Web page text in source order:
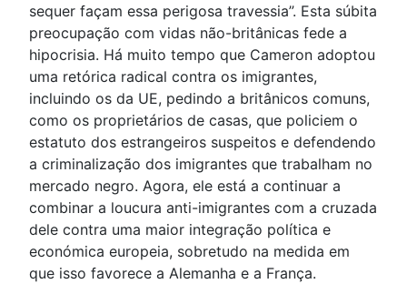
sequer façam essa perigosa travessia”. Esta súbita
preocupação com vidas não-britânicas fede a
hipocrisia. Há muito tempo que Cameron adoptou
uma retórica radical contra os imigrantes,
incluindo os da UE, pedindo a britânicos comuns,
como os proprietários de casas, que policiem o
estatuto dos estrangeiros suspeitos e defendendo
a criminalização dos imigrantes que trabalham no
mercado negro. Agora, ele está a continuar a
combinar a loucura anti-imigrantes com a cruzada
dele contra uma maior integração política e
económica europeia, sobretudo na medida em
que isso favorece a Alemanha e a França.